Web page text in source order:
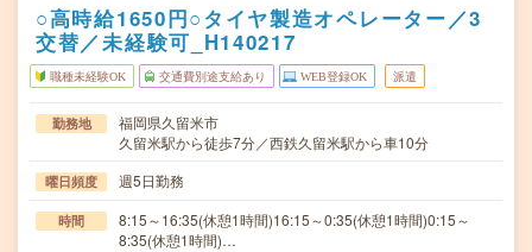
○高時給1650円○タイヤ製造オペレーター／3
交替／未経験可_H140217
職種未経験OK 交通費別途支給あり WEB登録OK 派遣
勤務地
福岡県久留米市
久留米駅から徒歩7分／西鉄久留米駅から車10分
曜日頻度 週5日勤務
時間
8:15～16:35(休憩1時間)16:15～0:35(休憩1時間)0:15～
8:35(休憩1時間)…